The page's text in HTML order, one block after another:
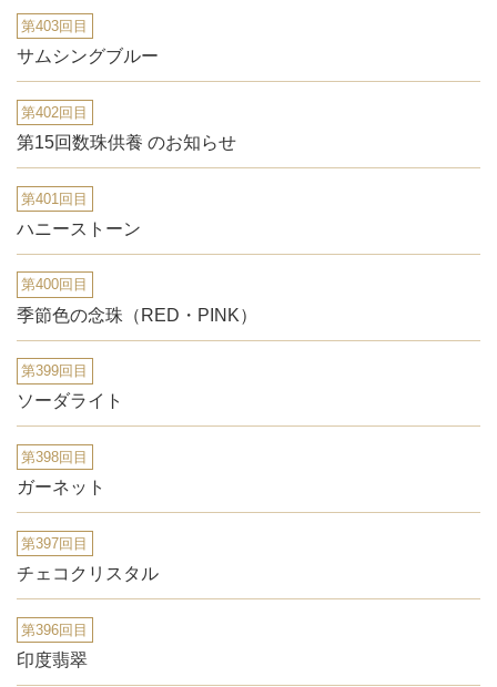
第403回目
サムシングブルー
第402回目
第15回数珠供養 のお知らせ
第401回目
ハニーストーン
第400回目
季節色の念珠（RED・PINK）
第399回目
ソーダライト
第398回目
ガーネット
第397回目
チェコクリスタル
第396回目
印度翡翠